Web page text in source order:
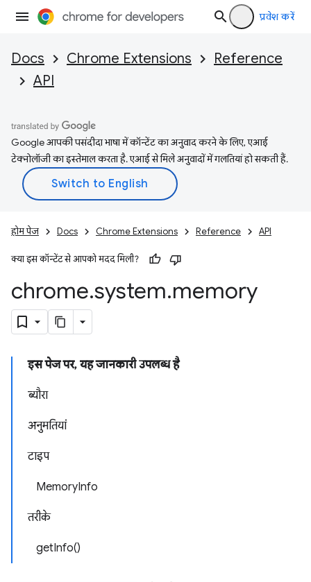
प्रवेश करें
Docs Chrome Extensions
Reference
API
Google आपकी पसंदीदा भाषा में कॉन्टेंट का अनुवाद करने के लिए, एआई
टेक्नोलॉजी का इस्तेमाल करता है. एआई से मिले अनुवादों में गलतियां हो सकती हैं.
होम पेज Docs Chrome Extensions Reference API
क्या इस कॉन्टेंट से आपको मदद मिली?
chrome.system.memory
इस पेज पर, यह जानकारी उपलब्ध है
ब्यौरा
अनुमतियां
टाइप
MemoryInfo
तरीके
getInfo()